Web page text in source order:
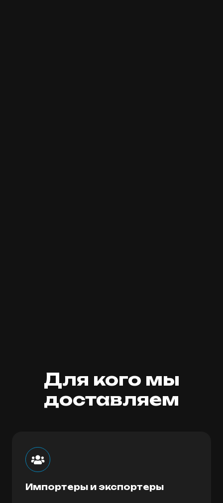
Для кого мы
доставляем
Импортеры и экспортеры